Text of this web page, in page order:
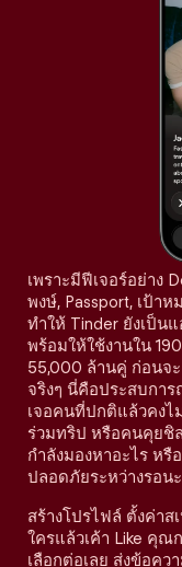
เพราะมีฟีเจอร์อย่าง
พงษ์, Passport, เป้า
ทำให้ Tinder ยังเป็น
พร้อมให้ใช้งานใน
55,000 ล้านคู่ ก่อนจ
จริงๆ นี่คือประสบกา
เจอคนที่ปกติแล้วคงไ
ร่วมทริป หรือคนคุยชิ
กำลังมองหาอะไร ห
ปลอดภัยระหว่างรอนะ
สร้างโปรไฟล์ ตั้งค่าส
ใครแล้วเค้า Like คุ
เลือกต่อเลย ส่งข้อคว